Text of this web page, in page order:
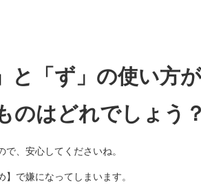
と「ず」の使い方
のはどれでしょう？
、安心してくださいね。
で嫌になってしまいます。